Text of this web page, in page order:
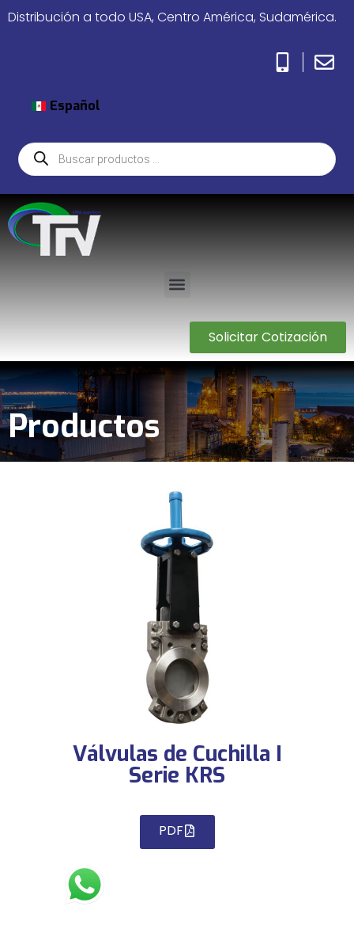
Distribución a todo USA, Centro América, Sudamérica.
Español
Solicitar Cotización
Productos
Válvulas de Cuchilla I
Serie KRS
PDF